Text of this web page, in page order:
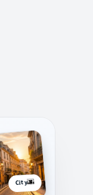
🌆
City